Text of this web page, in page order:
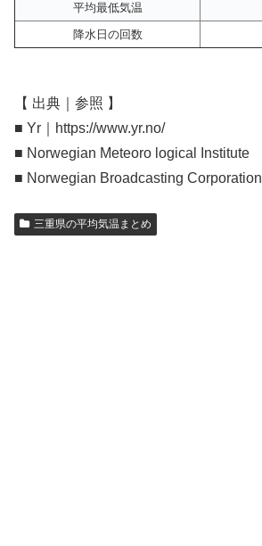
平均最低気温
降水日の回数
【 出典｜参照 】
■ Yr｜https://www.yr.no/
■ Norwegian Meteoro logical Institute
■ Norwegian Broadcasting Corporation
三重県の平均気温まとめ